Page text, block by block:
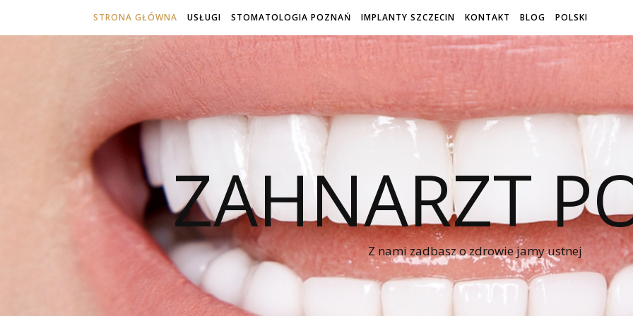
STRONA GŁÓWNA USŁUGI STOMATOLOGIA POZNAŃ IMPLANTY SZCZECIN KONTAKT BLOG POLSKI
ZAHNARZT
Z nami zadbasz o zdrowie jamy ustnej